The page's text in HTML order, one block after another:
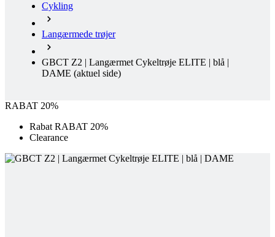
Cykling
Langærmede trøjer
GBCT Z2 | Langærmet Cykeltrøje ELITE | blå |
DAME (aktuel side)
RABAT 20%
Rabat RABAT 20%
Clearance